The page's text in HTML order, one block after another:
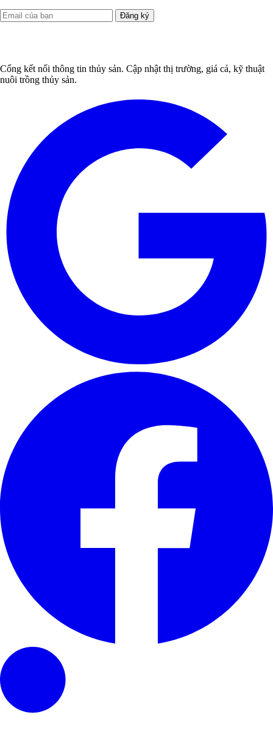
Đăng ký
Cổng kết nối thông tin thủy sản. Cập nhật thị trường, giá cả, kỹ thuật
nuôi trồng thủy sản.